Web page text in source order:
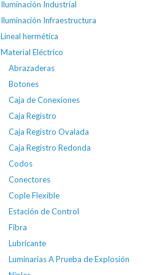
Iluminación Industrial
Iluminación Infraestructura
Lineal hermética
Material Eléctrico
Abrazaderas
Botones
Caja de Conexiones
Caja Registro
Caja Registro Ovalada
Caja Registro Redonda
Codos
Conectores
Cople Flexible
Estación de Control
Fibra
Lubricante
Luminarias A Prueba de Explosión